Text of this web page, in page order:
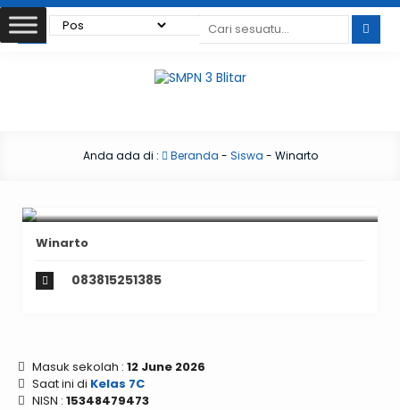
Anda ada di : Beranda - Siswa - Winarto
Winarto
083815251385
Masuk sekolah : 12 June 2026
Saat ini di Kelas 7C
NISN : 15348479473